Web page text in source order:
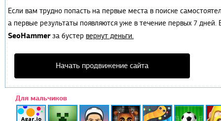
Если вам трудно попасть на первые места в поиске
а первые результаты появляются уже в течение первых 7
SeoHammerза бустер вернут деньги.
Начать продвижение сайта
Для мальчиков